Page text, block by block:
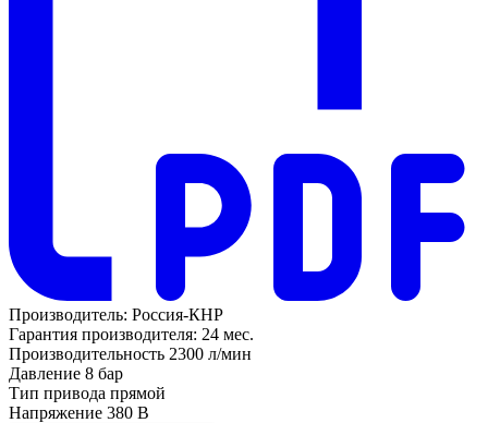
Производитель: Россия-КНР
Гарантия производителя: 24 мес.
Производительность 2300 л/мин
Давление 8 бар
Тип привода прямой
Напряжение 380 В